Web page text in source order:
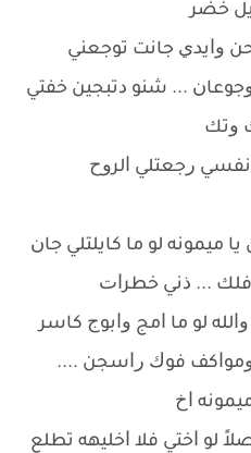
ﺧﻀﺮ
ﻭﺍﻳﺪﻱ ﺟﺎﻧﺖ ﺗﻮﺟﻌﻨﻲ
... ﺷﻨﻮ ﺩﺗﺒﺠﻴﻦ ﺧﻔﺘﻲ
ﻭﺗﻚ
ﺭﺟﻌﺘﻠﻲ ﺍﻟﺮﻭﺡ
ﻣﻴﻤﻮﻧﻪ ﻟﻮ ﻣﺎ ﻛﺎﻳﻠﺘﻠﻲ ﺟﺎﻥ
... ﺫﻧﻲ ﺧﻄﺮﺍﺕ
ﻟﻮ ﻣﺎ ﺍﻣﺞ ﻭﺍﺑﻮﺝ ﻛﺎﺳﺮ
ﻭﻣﻮﺍﻛﻒ ﻓﻮﻙ ﺭﺍﺳﺠﻦ ....
ﺍﺥ
ﻟﻮ ﺍﺧﺘﻲ ﻓﻼ ﺍﺧﻠﻴﻬﻪ ﺗﻄﻠﻊ